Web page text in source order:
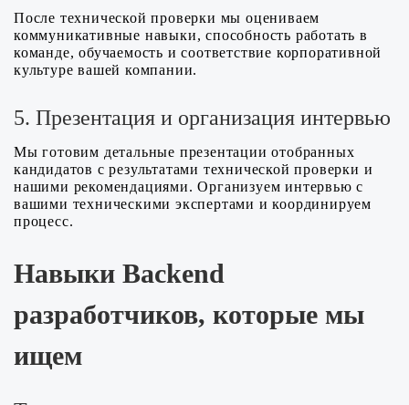
После технической проверки мы оцениваем
коммуникативные навыки, способность работать в
команде, обучаемость и соответствие корпоративной
культуре вашей компании.
5. Презентация и организация интервью
Мы готовим детальные презентации отобранных
кандидатов с результатами технической проверки и
нашими рекомендациями. Организуем интервью с
вашими техническими экспертами и координируем
процесс.
Навыки Backend
разработчиков, которые мы
ищем